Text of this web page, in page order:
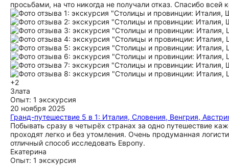
просьбами, на что никогда не получали отказ. Спасибо
+2
Злата
Опыт: 1 экскурсия
20 ноября 2025
Гранд-путешествие 5 в 1: Италия, Словения, Венгрия,
Побывать сразу в четырёх странах за одно путешествие
проходят легко и без утомления. Очень продуманная
отличный способ исследовать Европу.
Екатерина
Опыт: 1 экскурсия